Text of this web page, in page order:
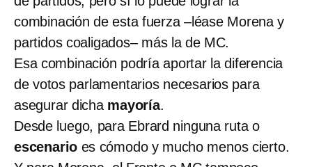
combinación de esta fuerza –léase Morena y
partidos coaligados– más la de MC.
Esa combinación podría aportar la diferencia
de votos parlamentarios necesarios para
asegurar dicha mayoría.
Desde luego, para Ebrard ninguna ruta o
escenario es cómodo y mucho menos cierto.